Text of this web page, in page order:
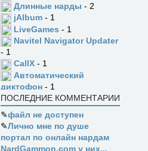
Длинные нарды - 2
jAlbum - 1
LiveGames - 1
Navitel Navigator Updater
- 1
CallX - 1
Автоматический
диктофон - 1
ПОСЛЕДНИЕ КОММЕНТАРИИ
✎файл не доступен
✎Лично мне по душе
портал по онлайн нардам
NardGammon.com у них...